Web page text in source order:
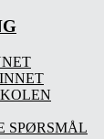
SPØRSMÅL